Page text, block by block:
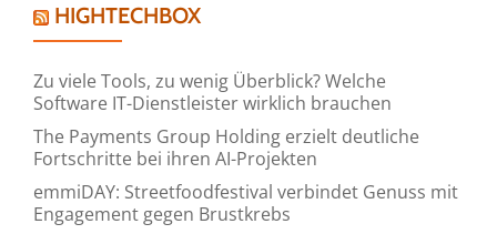
HIGHTECHBOX
Zu viele Tools, zu wenig Überblick? Welche
Software IT-Dienstleister wirklich brauchen
The Payments Group Holding erzielt deutliche
Fortschritte bei ihren AI-Projekten
emmiDAY: Streetfoodfestival verbindet Genuss mit
Engagement gegen Brustkrebs